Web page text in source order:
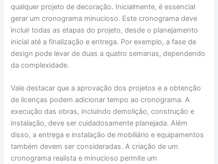
qualquer projeto de decoração. Inicialmente, é essencial
gerar um cronograma minucioso. Este cronograma deve
incluir todas as etapas do projeto, desde o planejamento
inicial até a finalização e entrega. Por exemplo, a fase de
design pode levar de duas a quatro semanas, dependendo
da complexidade.
Vale destacar que a aprovação dos projetos e a obtenção
de licenças podem adicionar tempo ao cronograma. A
execução das obras, incluindo demolição, construção e
instalação, deve ser cuidadosamente planejada. Além
disso, a entrega e instalação de mobiliário e equipamentos
também devem ser consideradas. A criação de um
cronograma realista e minucioso permite um